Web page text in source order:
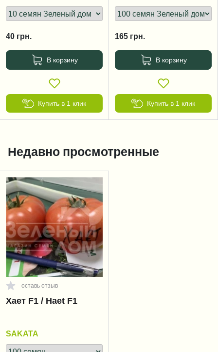
40 грн.
В корзину
Купить в 1 клик
165 грн.
В корзину
Купить в 1 клик
Недавно просмотренные
оставь отзыв
Хает F1 / Haet F1
SAKATA